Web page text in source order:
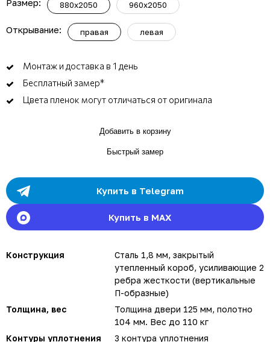
Размер: 880x2050 960x2050
Открывание: правая левая
Монтаж и доставка в 1 день
Бесплатный замер*
Цвета пленок могут отличаться от оригинала
Добавить в корзину
Быстрый замер
Купить в Telegram
Купить в MAX
Конструкция
Сталь 1,8 мм, закрытый
утепленный короб, усиливающие 2
ребра жесткости (вертикальные
П-образные)
Толщина, вес
Толщина двери 125 мм, полотно
104 мм. Вес до 110 кг
Контуры уплотнения
3 контура уплотнения